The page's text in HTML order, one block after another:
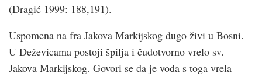
(Dragić 1999: 188,191).
Uspomena na fra Jakova Markijskog dugo živi u Bosni.
U Deževicama postoji špilja i čudotvorno vrelo sv.
Jakova Markijskog. Govori se da je voda s toga vrela